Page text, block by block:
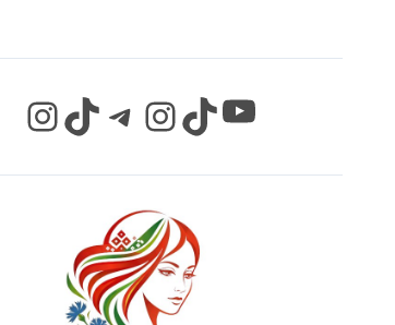
InstagramTikTok Telegram InstagramTikTok YouTube